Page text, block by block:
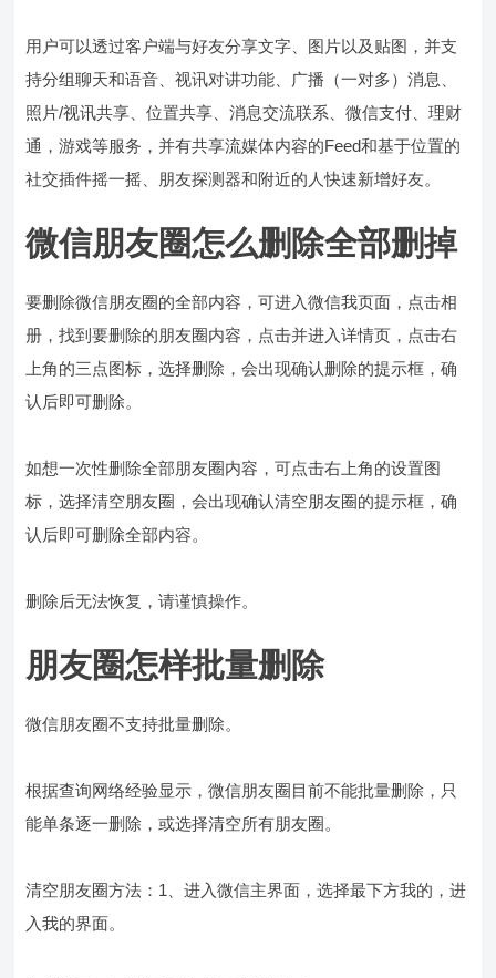
用户可以透过客户端与好友分享文字、图片以及贴图，并支
持分组聊天和语音、视讯对讲功能、广播（一对多）消息、
照片/视讯共享、位置共享、消息交流联系、微信支付、理财
通，游戏等服务，并有共享流媒体内容的Feed和基于位置的
社交插件摇一摇、朋友探测器和附近的人快速新增好友。
微信朋友圈怎么删除全部删掉
要删除微信朋友圈的全部内容，可进入微信我页面，点击相
册，找到要删除的朋友圈内容，点击并进入详情页，点击右
上角的三点图标，选择删除，会出现确认删除的提示框，确
认后即可删除。
如想一次性删除全部朋友圈内容，可点击右上角的设置图
标，选择清空朋友圈，会出现确认清空朋友圈的提示框，确
认后即可删除全部内容。
删除后无法恢复，请谨慎操作。
朋友圈怎样批量删除
微信朋友圈不支持批量删除。
根据查询网络经验显示，微信朋友圈目前不能批量删除，只
能单条逐一删除，或选择清空所有朋友圈。
清空朋友圈方法：1、进入微信主界面，选择最下方我的，进
入我的界面。